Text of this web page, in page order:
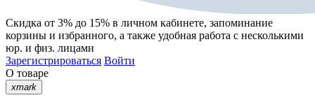
Скидка от 3% до 15% в личном кабинете, запоминание
корзины и избранного, а также удобная работа с несколькими
юр. и физ. лицами
Зарегистрироваться Войти
О товаре
xmark